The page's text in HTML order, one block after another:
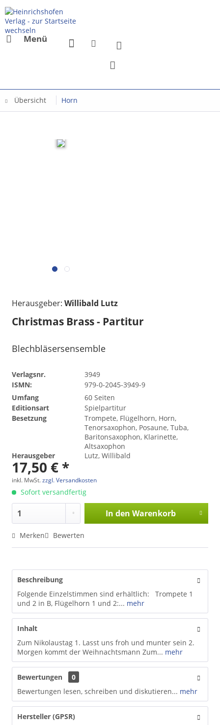
Menü
Übersicht Horn
Herausgeber: Willibald Lutz
Christmas Brass - Partitur
Blechbläsersensemble
Verlagsnr.
3949
ISMN:
979-0-2045-3949-9
Umfang
60 Seiten
Editionsart
Spielpartitur
Besetzung
Trompete, Flügelhorn, Horn,
Tenorsaxophon, Posaune, Tuba,
Baritonsaxophon, Klarinette,
Altsaxophon
Herausgeber
Lutz, Willibald
17,50 € *
inkl. MwSt.zzgl. Versandkosten
Sofort versandfertig
In den Warenkorb
Merken Bewerten
Beschreibung
Folgende Einzelstimmen sind erhältlich: Trompete 1
und 2 in B, Flügelhorn 1 und 2:... mehr
Inhalt
Zum Nikolaustag 1. Lasst uns froh und munter sein 2.
Morgen kommt der Weihnachtsmann Zum... mehr
Bewertungen
0
Bewertungen lesen, schreiben und diskutieren... mehr
Hersteller (GPSR)